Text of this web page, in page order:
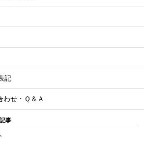
記
わせ・Ｑ＆Ａ
事